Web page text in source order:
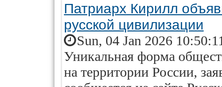
Патриарх Кирилл
русской цивилизации
Sun, 04 Jan 2026
Уникальная форма
на территории России,